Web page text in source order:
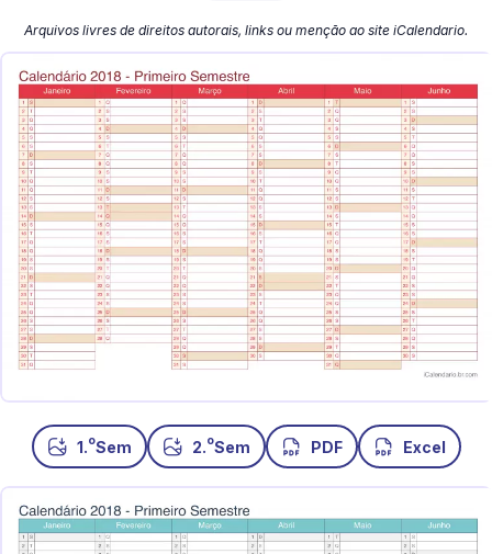
Arquivos livres de direitos autorais, links ou menção ao site iCalendario.
1.oSem 2.oSem PDF Excel